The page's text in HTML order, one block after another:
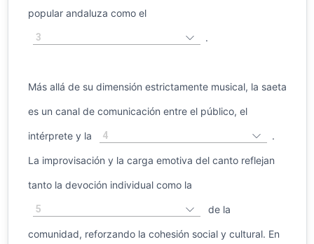
popular andaluza como el
3 .
Más allá de su dimensión estrictamente musical, la saeta
es un canal de comunicación entre el público, el
intérprete y la 4 .
La improvisación y la carga emotiva del canto reflejan
tanto la devoción individual como la
5 de la
comunidad, reforzando la cohesión social y cultural. En